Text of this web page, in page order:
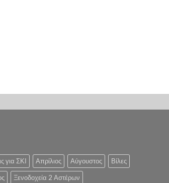
για ΣΚΙ Απρίλιος Αύγουστος Βίλες
Ξενοδοχεία 2 Αστέρων